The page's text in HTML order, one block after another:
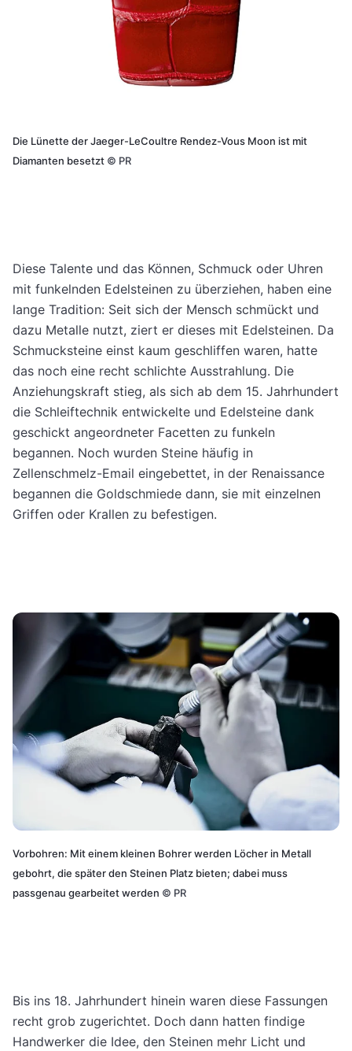
Die Lünette der Jaeger-LeCoultre Rendez-Vous Moon ist mit
Diamanten besetzt © PR
Diese Talente und das Können, Schmuck oder Uhren
mit funkelnden Edelsteinen zu überziehen, haben eine
lange Tradition: Seit sich der Mensch schmückt und
dazu Metalle nutzt, ziert er dieses mit Edelsteinen. Da
Schmucksteine einst kaum geschliffen waren, hatte
das noch eine recht schlichte Ausstrahlung. Die
Anziehungskraft stieg, als sich ab dem 15. Jahrhundert
die Schleiftechnik entwickelte und Edelsteine dank
geschickt angeordneter Facetten zu funkeln
begannen. Noch wurden Steine häufig in
Zellenschmelz-Email eingebettet, in der Renaissance
begannen die Goldschmiede dann, sie mit einzelnen
Griffen oder Krallen zu befestigen.
Vorbohren: Mit einem kleinen Bohrer werden Löcher in Metall
gebohrt, die später den Steinen Platz bieten; dabei muss
passgenau gearbeitet werden © PR
Bis ins 18. Jahrhundert hinein waren diese Fassungen
recht grob zugerichtet. Doch dann hatten findige
Handwerker die Idee, den Steinen mehr Licht und